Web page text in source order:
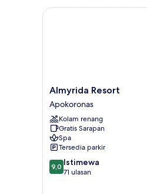
Almyrida
Resort
Apokoronas
Almyrida Resort
Apokoronas
Kolam renang
Gratis Sarapan
Spa
Tersedia parkir
9.0
dari
9,0 Istimewa
71 ulasan
Almyrida Resort